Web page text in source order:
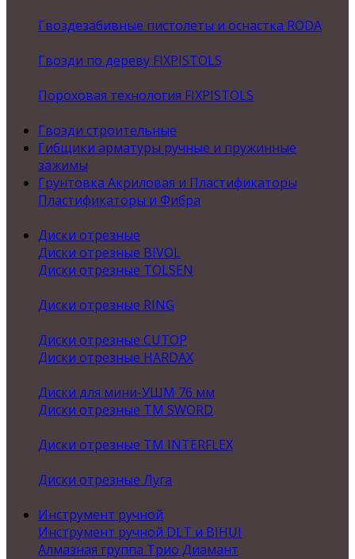
Гвоздезабивные пистолеты и оснастка RODA
Гвозди по дереву FIXPISTOLS
Пороховая технология FIXPISTOLS
Гвозди строительные
Гибщики арматуры ручные и пружинные
зажимы
Грунтовка Акриловая и Пластификаторы
Пластификаторы и Фибра
Диски отрезные
Диски отрезные BIVOL
Диски отрезные TOLSEN
Диски отрезные RING
Диски отрезные CUTOP
Диски отрезные HARDAX
Диски для мини-УШМ 76 мм
Диски отрезные ТМ SWORD
Диски отрезные ТМ INTERFLEX
Диски отрезные Луга
Инструмент ручной
Инструмент ручной DLT и BIHUI
Алмазная группа Трио Диамант